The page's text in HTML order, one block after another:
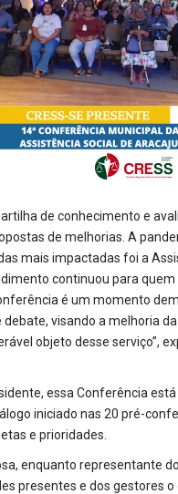
de conhecimento e
de melhorias. A
mais impactadas foi a
continuou para quem
é um momento
visando a melhoria
objeto desse serviço”,
essa Conferência está
iniciado nas 20 pré-
e prioridades.
enquanto representante do
presentes e dos gestores